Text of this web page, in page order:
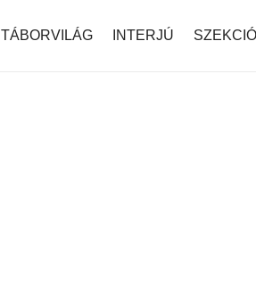
TÁBORVILÁG INTERJÚ SZEKCIÓ